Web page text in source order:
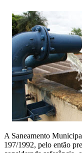
A Saneamento
197/1992, pelo então